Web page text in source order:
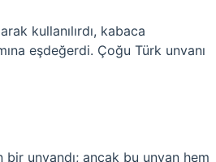
kullanılırdı, kabaca
eşdeğerdi. Çoğu Türk unvanı
bir unvandı; ancak bu unvan hem